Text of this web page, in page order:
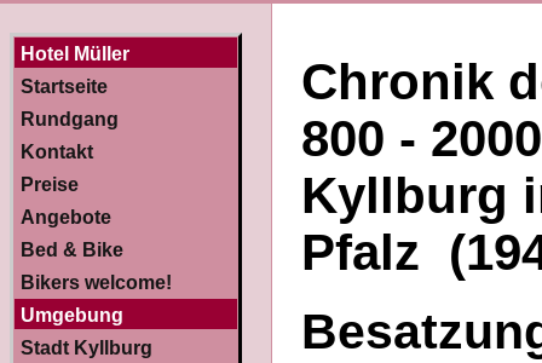
Hotel Müller
Startseite
Rundgang
Kontakt
Preise
Angebote
Bed & Bike
Bikers welcome!
Umgebung
Stadt Kyllburg
Chronik
800 - 2000
Kyllburg
Pfalz